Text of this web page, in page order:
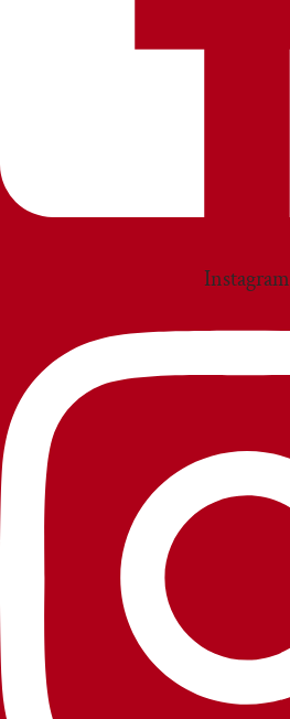
Instagram